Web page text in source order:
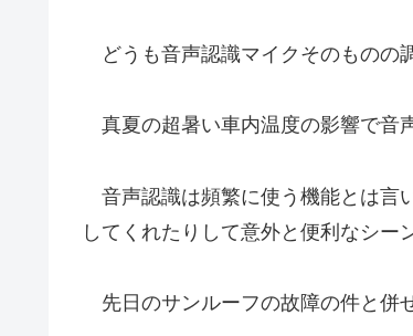
どうも音声認識マイクそのものの
真夏の超暑い車内温度の影響で音
音声認識は頻繁に使う機能とは言
してくれたりして意外と便利なシー
先日のサンルーフの故障の件と併